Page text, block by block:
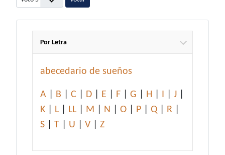
Por Letra
abecedario de sueños
A B C D E F G H I J
K
L LL M N O P Q R
S
T U V Z